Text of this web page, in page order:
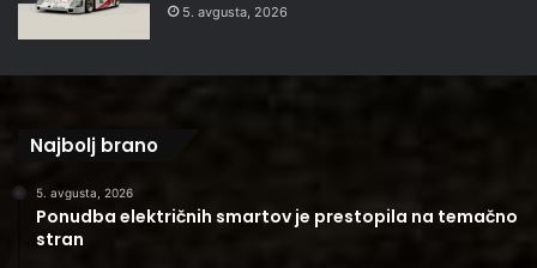
5. avgusta, 2026
Najbolj brano
5. avgusta, 2026
Ponudba električnih smartov je prestopila na temačno
stran